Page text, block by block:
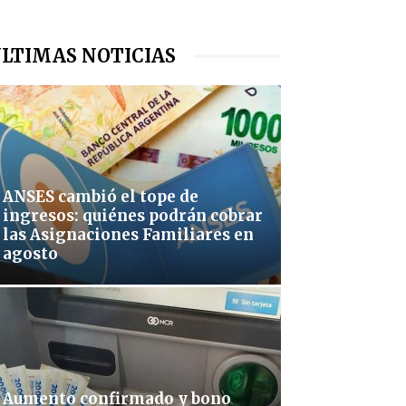
NOTICIAS
ANSES cambió el tope de
ingresos: quiénes podrán cobrar
las Asignaciones Familiares en
agosto
Aumento confirmado y bono